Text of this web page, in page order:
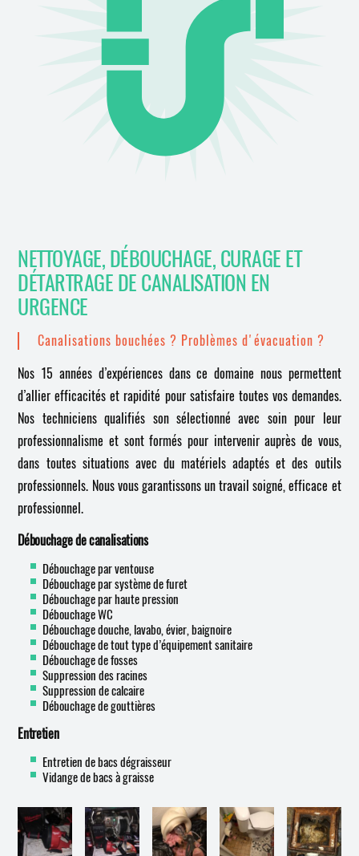
NETTOYAGE, DÉBOUCHAGE, CURAGE ET
DÉTARTRAGE DE CANALISATION EN
URGENCE
Canalisations bouchées ? Problèmes d'évacuation ?
Nos 15 années d’expériences dans ce domaine nous permettent
d’allier efficacités et rapidité pour satisfaire toutes vos demandes.
Nos techniciens qualifiés son sélectionné avec soin pour leur
professionnalisme et sont formés pour intervenir auprès de vous,
dans toutes situations avec du matériels adaptés et des outils
professionnels. Nous vous garantissons un travail soigné, efficace et
professionnel.
Débouchage de canalisations
Débouchage par ventouse
Débouchage par système de furet
Débouchage par haute pression
Débouchage WC
Débouchage douche, lavabo, évier, baignoire
Débouchage de tout type d’équipement sanitaire
Débouchage de fosses
Suppression des racines
Suppression de calcaire
Débouchage de gouttières
Entretien
Entretien de bacs dégraisseur
Vidange de bacs à graisse